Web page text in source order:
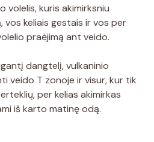
volelis, kuris akimirksniu
vos keliais gestais ir vos per
praėjimą ant veido.
dangtelį, vulkaninio
veido T zonoje ir visur, kur tik
per kelias akimirkas
iš karto matinę odą.